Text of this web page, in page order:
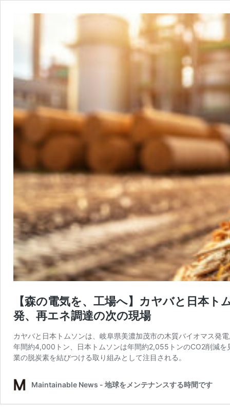
【森の電気を、工場へ】カヤバと日本
発、再エネ調達の次の現場
カヤバと日本トムソンは、岐阜県美濃加茂市の木質バイオマス発
年間約4,000トン、日本トムソンは年間約2,055トンのCO2削減
業の脱炭素を結びつける取り組みとして注目される。
Maintainable News - 地球をメンテナンスする時間です